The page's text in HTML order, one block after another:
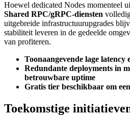
Hoewel dedicated Nodes momenteel
Shared RPC/gRPC-diensten
uitgebreide infrastructuurupgrades
stabiliteit leveren in de gedeelde
van profiteren.
Toonaangevende lage latency
Redundante deployments in
betrouwbare uptime
Gratis tier beschikbaar om
Toekomstige